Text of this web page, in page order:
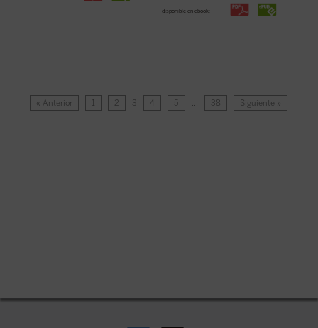
disponible en ebook:
« Anterior 1 2 3 4 5 … 38 Siguiente »